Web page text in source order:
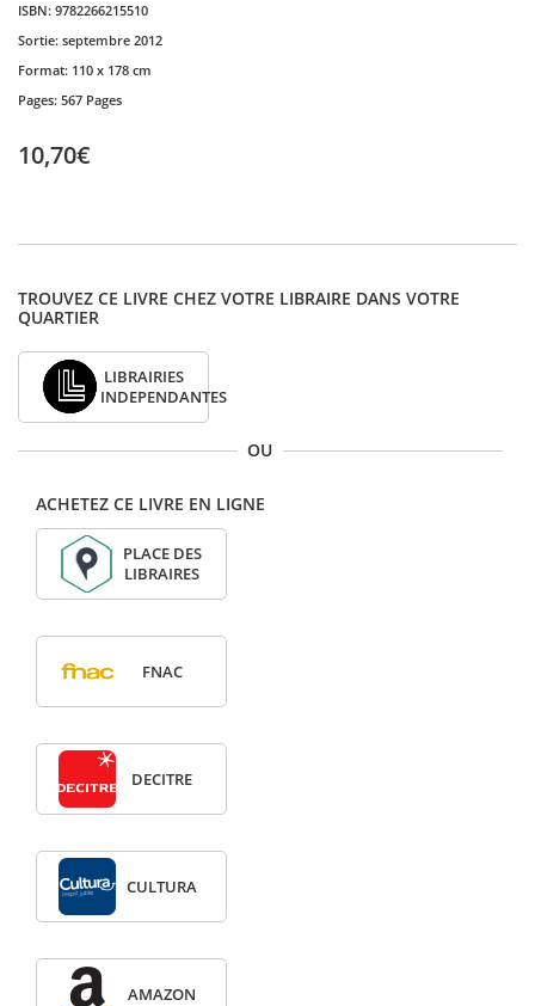
ISBN: 9782266215510
Sortie: septembre 2012
Format: 110 x 178 cm
Pages: 567 Pages
10,70€
TROUVEZ CE LIVRE CHEZ VOTRE LIBRAIRE DANS VOTRE
QUARTIER
LIBRAIRIES
INDEPENDANTES
OU
ACHETEZ CE LIVRE EN LIGNE
PLACE DES
LIBRAIRES
FNAC
DECITRE
CULTURA
AMAZON